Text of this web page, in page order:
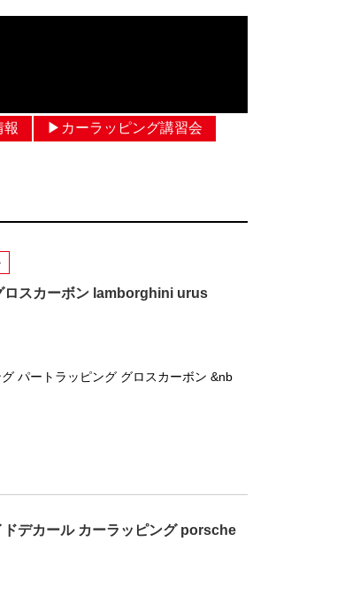
▶︎カーラッピング講習会
ロスカーボン lamborghini urus
パートラッピング グロスカーボン &nb
デカール カーラッピング porsche